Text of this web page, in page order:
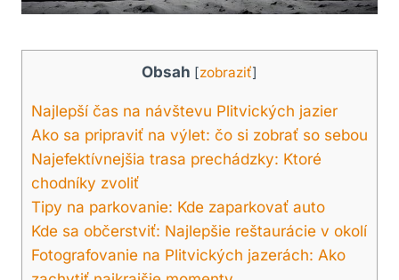
Obsah [zobraziť]
Najlepší čas na návštevu Plitvických jazier
Ako sa pripraviť na výlet: čo‍ si ​zobrať so sebou
Najefektívnejšia trasa prechádzky: ⁢Ktoré
chodníky zvoliť
Tipy na parkovanie:​ Kde ⁤zaparkovať auto
Kde sa občerstviť: Najlepšie reštaurácie v ​okolí
Fotografovanie na ⁣Plitvických ⁤jazerách: Ako